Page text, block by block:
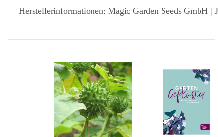
Herstellerinformationen: Magic Garden Seeds GmbH |